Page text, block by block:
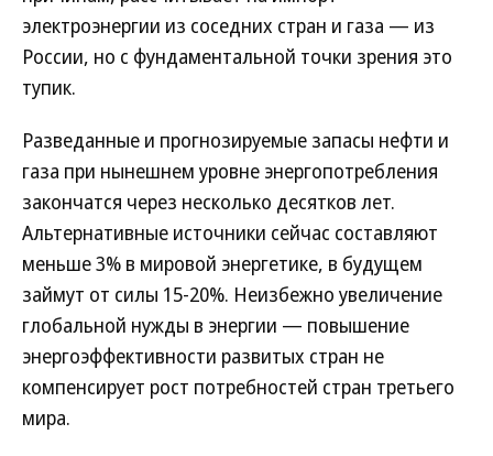
электроэнергии из соседних стран и газа — из
России, но с фундаментальной точки зрения это
тупик.
Разведанные и прогнозируемые запасы нефти и
газа при нынешнем уровне энергопотребления
закончатся через несколько десятков лет.
Альтернативные источники сейчас составляют
меньше 3% в мировой энергетике, в будущем
займут от силы 15-20%. Неизбежно увеличение
глобальной нужды в энергии — повышение
энергоэффективности развитых стран не
компенсирует рост потребностей стран третьего
мира.